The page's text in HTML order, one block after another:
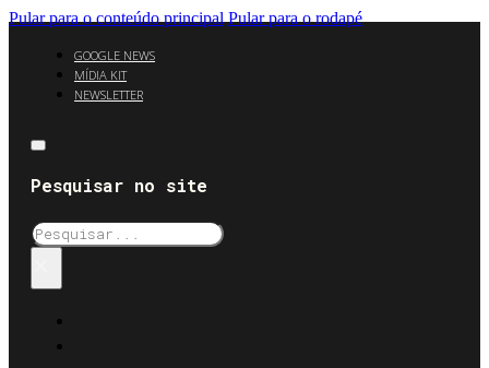
Pular para o conteúdo principal Pular para o rodapé
GOOGLE NEWS
MÍDIA KIT
NEWSLETTER
Pesquisar no site
Pesquisar